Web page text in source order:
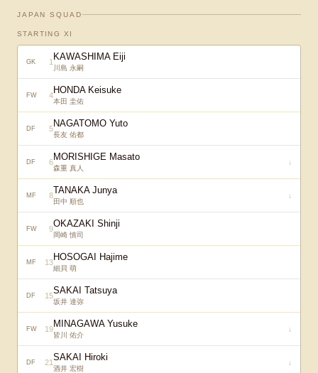
JAPAN SQUAD
STARTING XI
GK 1 KAWASHIMA Eiji
川島 永嗣
FW 4HONDA Keisuke
本田 圭佑
DF 5NAGATOMO Yuto
長友 佑都
DF 6MORISHIGE Masato
森重 真人
↓
MF 8TANAKA Junya
田中 順也
↓
FW 9OKAZAKI Shinji
岡崎 慎司
MF 13HOSOGAI Hajime
細貝 萌
DF 15SAKAI Tatsuya
坂井 達弥
FW 19MINAGAWA Yusuke
皆川 佑介
↓
DF 21SAKAI Hiroki
酒井 宏樹
↓